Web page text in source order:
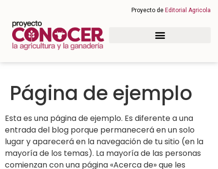
Proyecto de Editorial Agricola
Página de ejemplo
Esta es una página de ejemplo. Es diferente a una
entrada del blog porque permanecerá en un solo
lugar y aparecerá en la navegación de tu sitio (en la
mayoría de los temas). La mayoría de las personas
comienzan con una página «Acerca de» que les